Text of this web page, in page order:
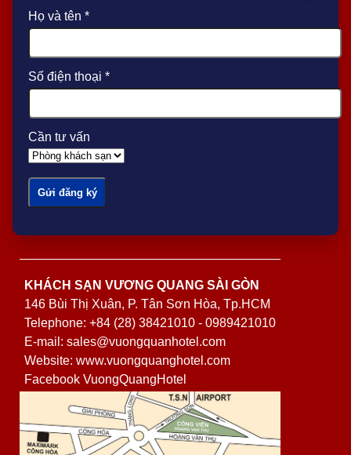
Họ và tên *
Số điện thoại *
Cần tư vấn
KHÁCH SẠN VƯƠNG QUANG SÀI GÒN
146 Bùi Thị Xuân, P. Tân Sơn Hòa, Tp.HCM
Telephone: +84 (28) 38421010 - 0989421010
E-mail: sales@vuongquanhotel.com
Website: www.vuongquanghotel.com
Facebook VuongQuangHotel